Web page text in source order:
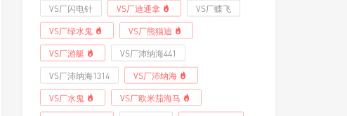
VS厂闪电针 VS厂迪通拿 VS厂蝶飞
VS厂绿水鬼 VS厂熊猫迪
VS厂游艇 VS厂沛纳海441
VS厂沛纳海1314 VS厂沛纳海
VS厂水鬼 VS厂欧米茄海马